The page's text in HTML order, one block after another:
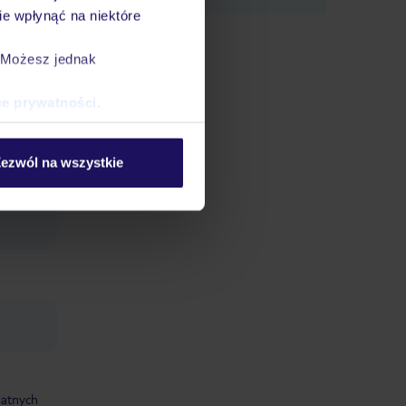
wpłynąć na niektóre
jednak
prywatności
na wszystkie
i